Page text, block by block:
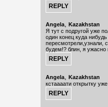
Angela, Kazakhstan
Я тут с подругой уже
один конец куда
пересмотрели,узнали,
будем!? блин, я ужасно
Angela, Kazakhstan
кстаааати открытку